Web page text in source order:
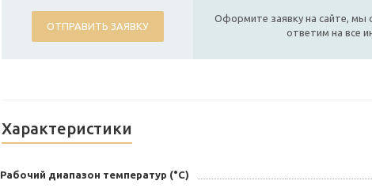
ОТПРАВИТЬ ЗАЯВКУ
Оформите заявку на сайте, мы
ответим на все
Характеристики
Рабочий диапазон температур (°С)